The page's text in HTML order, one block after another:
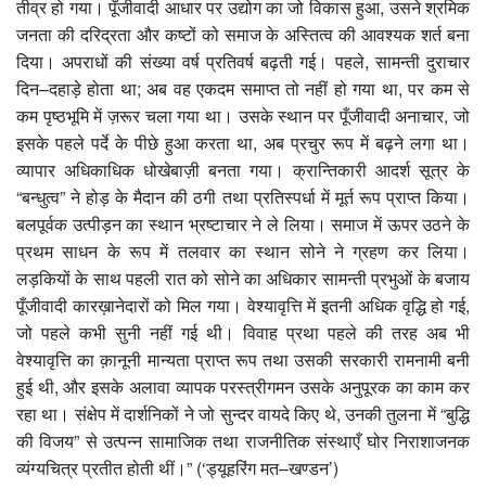
तीव्र हो गया। पूँजीवादी आधार पर उद्योग का जो विकास हुआ, उसने श्रमिक
जनता की दरिद्रता और कष्टों को समाज के अस्तित्व की आवश्यक शर्त बना
दिया। अपराधों की संख्या वर्ष प्रतिवर्ष बढ़ती गई। पहले, सामन्ती दुराचार
दिन–दहाड़े होता था; अब वह एकदम समाप्त तो नहीं हो गया था, पर कम से
कम पृष्ठभूमि में ज़रूर चला गया था। उसके स्थान पर पूँजीवादी अनाचार, जो
इसके पहले पर्दे के पीछे हुआ करता था, अब प्रचुर रूप में बढ़ने लगा था।
व्यापार अधिकाधिक धोखेबाज़ी बनता गया। क्रान्तिकारी आदर्श सूत्र के
“बन्धुत्व” ने होड़ के मैदान की ठगी तथा प्रतिस्पर्धा में मूर्त रूप प्राप्त किया।
बलपूर्वक उत्पीड़न का स्थान भ्रष्टाचार ने ले लिया। समाज में ऊपर उठने के
प्रथम साधन के रूप में तलवार का स्थान सोने ने ग्रहण कर लिया।
लड़कियों के साथ पहली रात को सोने का अधिकार सामन्ती प्रभुओं के बजाय
पूँजीवादी कारख़ानेदारों को मिल गया। वेश्यावृत्ति में इतनी अधिक वृद्धि हो गई,
जो पहले कभी सुनी नहीं गई थी। विवाह प्रथा पहले की तरह अब भी
वेश्यावृत्ति का क़ानूनी मान्यता प्राप्त रूप तथा उसकी सरकारी रामनामी बनी
हुई थी, और इसके अलावा व्यापक परस्त्रीगमन उसके अनुपूरक का काम कर
रहा था। संक्षेप में दार्शनिकों ने जो सुन्दर वायदे किए थे, उनकी तुलना में “बुद्धि
की विजय” से उत्पन्न सामाजिक तथा राजनीतिक संस्थाएँ घोर निराशाजनक
व्यंग्यचित्र प्रतीत होती थीं।” (‘ड्यूहरिंग मत–खण्डन’)